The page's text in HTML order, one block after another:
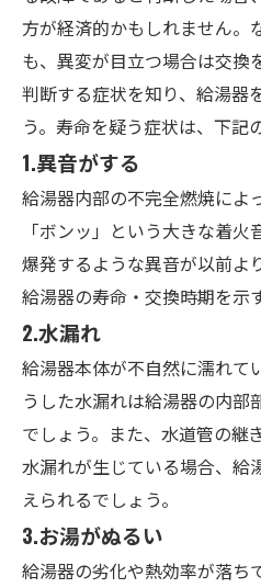
方が経済的かもしれません。
も、異変が目立つ場合は交換
判断する症状を知り、給湯器
う。寿命を疑う症状は、下記
1.異音がする
給湯器内部の不完全燃焼によ
「ボンッ」という大きな着火
爆発するような異音が以前よ
給湯器の寿命・交換時期を示
2.水漏れ
給湯器本体が不自然に濡れて
うした水漏れは給湯器の内部
でしょう。また、水道管の継
水漏れが生じている場合、給
えられるでしょう。
3.お湯がぬるい
給湯器の劣化や熱効率が落ち